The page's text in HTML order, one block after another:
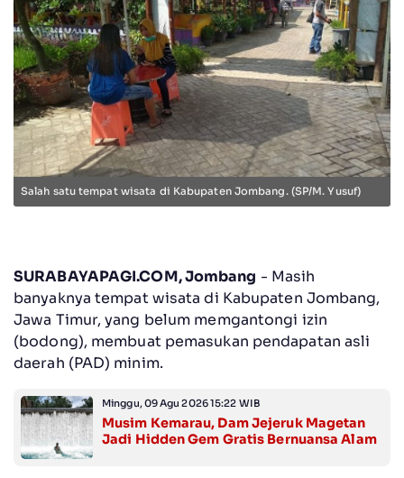
Salah satu tempat wisata di Kabupaten Jombang. (SP/M. Yusuf)
SURABAYAPAGI.COM, Jombang - Masih
banyaknya tempat wisata di Kabupaten Jombang,
Jawa Timur, yang belum memgantongi izin
(bodong), membuat pemasukan pendapatan asli
daerah (PAD) minim.
Minggu, 09 Agu 2026 15:22 WIB
Musim Kemarau, Dam Jejeruk Magetan
Jadi Hidden Gem Gratis Bernuansa Alam